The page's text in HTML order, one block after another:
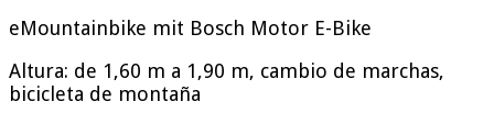
eMountainbike mit Bosch Motor E-Bike
Altura: de 1,60 m a 1,90 m, cambio de marchas,
bicicleta de montaña